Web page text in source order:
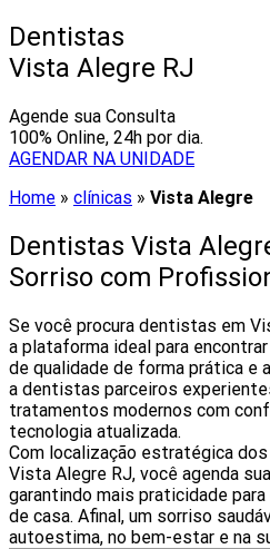
Dentistas
Vista Alegre RJ
Agende sua Consulta
100% Online, 24h por dia.
AGENDAR NA UNIDADE
Home » clínicas » Vista Alegre
Dentistas Vista
Sorriso com
Se você procura dentistas em
a plataforma ideal para
de qualidade de forma prática e
a dentistas parceiros
tratamentos modernos com
tecnologia atualizada.
Com localização estratégica
Vista Alegre RJ, você agenda
garantindo mais praticidade
de casa. Afinal, um sorriso
autoestima, no bem-estar e na